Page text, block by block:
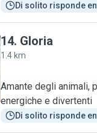
Di solito risponde
14. Gloria
1.4 km
Amante degli animali,
energiche e divertenti
Di solito risponde